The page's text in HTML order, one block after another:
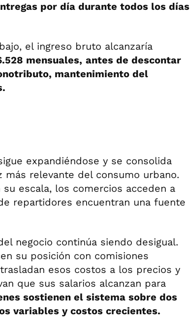
por día durante todos los días
el ingreso bruto alcanzaría
mensuales, antes de descontar
mantenimiento del
expandiéndose y se consolida
más relevante del consumo urbano.
escala, los comercios acceden a
repartidores encuentran una fuente
negocio continúa siendo desigual.
su posición con comisiones
esos costos a los precios y
que sus salarios alcanzan para
sostienen el sistema sobre dos
variables y costos crecientes.